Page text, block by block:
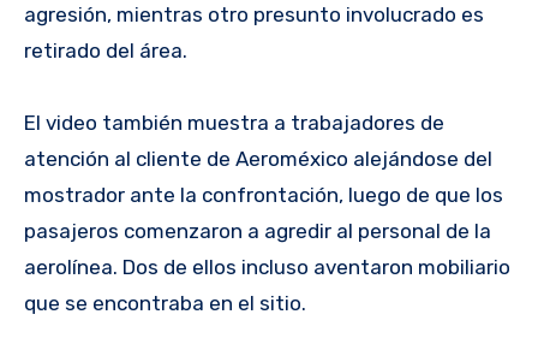
agresión, mientras otro presunto involucrado es
retirado del área.
El video también muestra a trabajadores de
atención al cliente de Aeroméxico alejándose del
mostrador ante la confrontación, luego de que los
pasajeros comenzaron a agredir al personal de la
aerolínea. Dos de ellos incluso aventaron mobiliario
que se encontraba en el sitio.